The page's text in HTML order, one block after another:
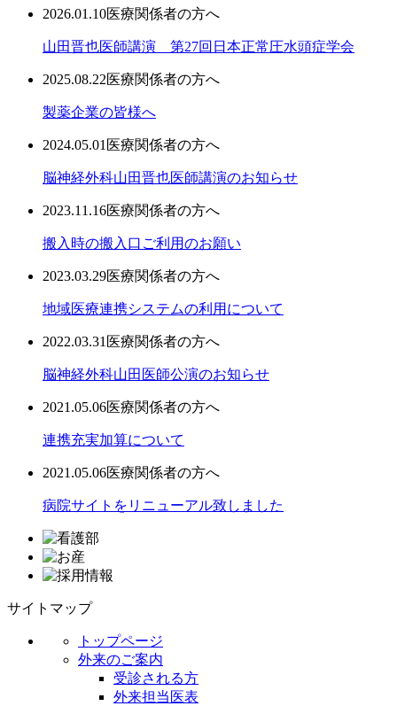
2026.01.10医療関係者の方へ
山田晋也医師講演 第27回日本正常圧水頭症学会
2025.08.22医療関係者の方へ
製薬企業の皆様へ
2024.05.01 医療関係者の方へ
脳神経外科山田晋也医師講演のお知らせ
2023.11.16医療関係者の方へ
搬入時の搬入口ご利用のお願い
2023.03.29医療関係者の方へ
地域医療連携システムの利用について
2022.03.31 医療関係者の方へ
脳神経外科山田医師公演のお知らせ
2021.05.06医療関係者の方へ
連携充実加算について
2021.05.06医療関係者の方へ
病院サイトをリニューアル致しました
サイトマップ
トップページ
外来のご案内
受診される方
外来担当医表